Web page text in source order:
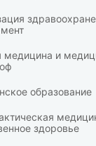
медицина и
образование
здоровье